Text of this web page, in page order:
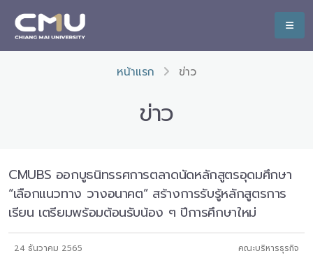
หน้าแรก ข่าว
ข่าว
CMUBS ออกบูธนิทรรศการตลาดนัดหลักสูตรอุดมศึกษา
“เลือกแนวทาง วางอนาคต” สร้างการรับรู้หลักสูตรการ
เรียน เตรียมพร้อมต้อนรับน้อง ๆ ปีการศึกษาใหม่
24 ธันวาคม 2565 คณะบริหารธุรกิจ